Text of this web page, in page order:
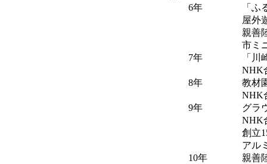
6年
「ふ
屋外
親
市ミ
7年
「
NHK
8年
教
NHK
9年
グラ
NHK
創立
アル
10年
親善